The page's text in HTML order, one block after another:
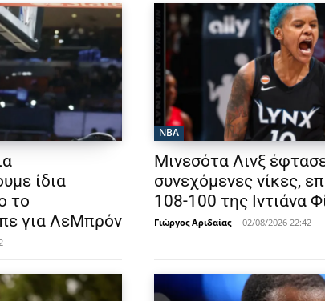
ίδια
το
για ΛεΜπρόν
NBA
Μινεσότα Λινξ
συνεχόμενες νίκες,
108-100 της Ιντιάνα
Γιώργος Αριδαίας - 02/08/2026 22:42